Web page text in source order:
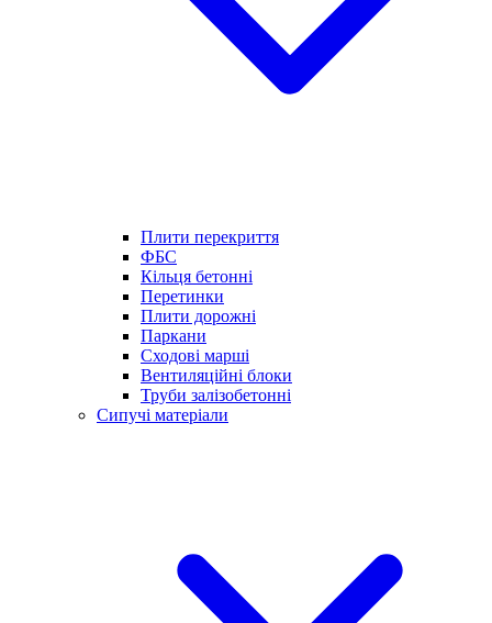
Плити перекриття
ФБС
Кільця бетонні
Перетинки
Плити дорожні
Паркани
Сходові марші
Вентиляційні блоки
Труби залізобетонні
Сипучі матеріали